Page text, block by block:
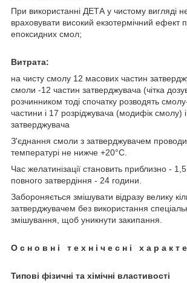
При використанні ДЕТА у чистому вигляді
враховувати високий екзотермічний ефект
епоксидних смол;
Витрата:
на чисту смолу 12 масових частин
смоли -12 частин затверджувача (чітка
розчинником тоді спочатку розводять
частини і 17 розріджувача (модифік смолу)
затверджувача
З'єднання смоли з затверджувачем
температурі не нижче +20°C.
Час желатинізації становить приблизно -
повного затвердіння - 24 години.
Забороняється змішувати відразу велику
затверджувачем без використання
змішування, щоб уникнути закипання.
О с н о в н і т е х н і ч е с н і х а р а к т
Типові фізичні та хімічні властивості